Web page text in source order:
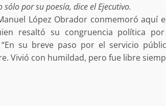
sólo por su poesía, dice el Ejecutivo.
López Obrador conmemoró aquí
resaltó su congruencia política
“En su breve paso por el servicio
Vivió con humildad, pero fue libre
Despliega Gabinete de Seguridad
operativos aéreos en la Sierra Sur
para reforzar la vigilancia y
de persona desaparecida